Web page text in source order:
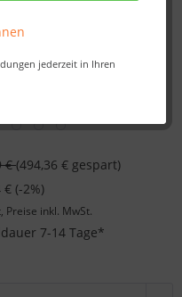
jederzeit in Ihren
€(494,36 € gespart)
(-2%)
Preise inkl. MwSt.
7-14 Tage*